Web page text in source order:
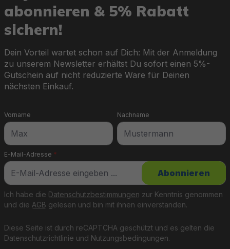
abonnieren & 5% Rabatt
sichern!
Dein Vorteil wartet schon auf Dich: Mit der Anmeldung
zu unserem Newsletter erhältst Du sofort einen 5%-
Gutschein auf nicht reduzierte Ware für Deinen
nächsten Einkauf.
E-Mail-Adresse *
Vorname Nachname
Diese Seite ist durch reCAPTCHA geschützt und es gelten die
Datenschutzrichtlinie und Nutzungsbedingungen.
Ich habe die Datenschutzbestimmungen zur Kenntnis genommen
und die AGB gelesen und bin mit ihnen einverstanden.
Abonnieren